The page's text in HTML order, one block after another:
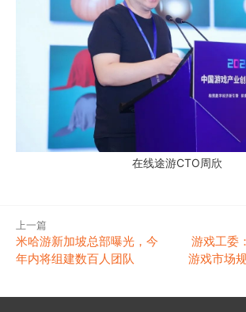
在线途游CTO周欣
上一篇
米哈游新加坡总部曝光，今
年内将组建数百人团队
游戏工委
游戏市场